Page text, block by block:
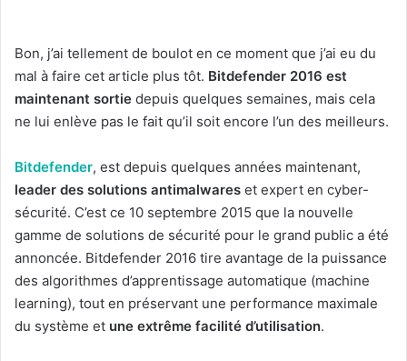
Bon, j’ai tellement de boulot en ce moment que j’ai eu du
mal à faire cet article plus tôt. Bitdefender 2016 est
maintenant sortie depuis quelques semaines, mais cela
ne lui enlève pas le fait qu’il soit encore l’un des meilleurs.
Bitdefender, est depuis quelques années maintenant,
leader des solutions antimalwares et expert en cyber-
sécurité. C’est ce 10 septembre 2015 que la nouvelle
gamme de solutions de sécurité pour le grand public a été
annoncée. Bitdefender 2016 tire avantage de la puissance
des algorithmes d’apprentissage automatique (machine
learning), tout en préservant une performance maximale
du système et une extrême facilité d’utilisation.